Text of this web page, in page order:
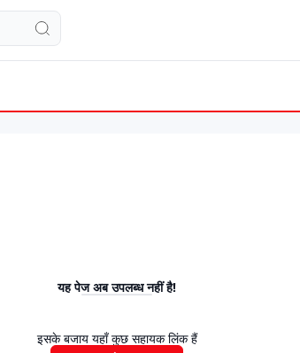
यह पेज अब उपलब्ध नहीं है!
इसके बजाय यहाँ कुछ सहायक लिंक हैं